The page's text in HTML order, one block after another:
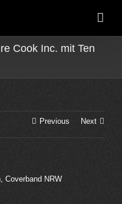
Cook Inc. mit Ten
Previous Next